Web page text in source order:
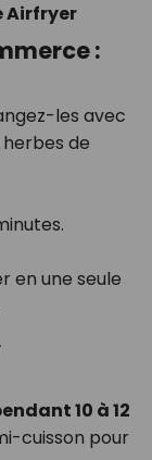
Airfryer
:
les avec
herbes de
en une seule
10 à 12
cuisson pour